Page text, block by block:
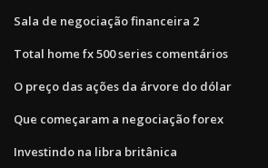
Sala de negociação financeira 2
Total home fx 500 series comentários
O preço das ações da árvore do dólar
Que começaram a negociação forex
Investindo na libra britânica